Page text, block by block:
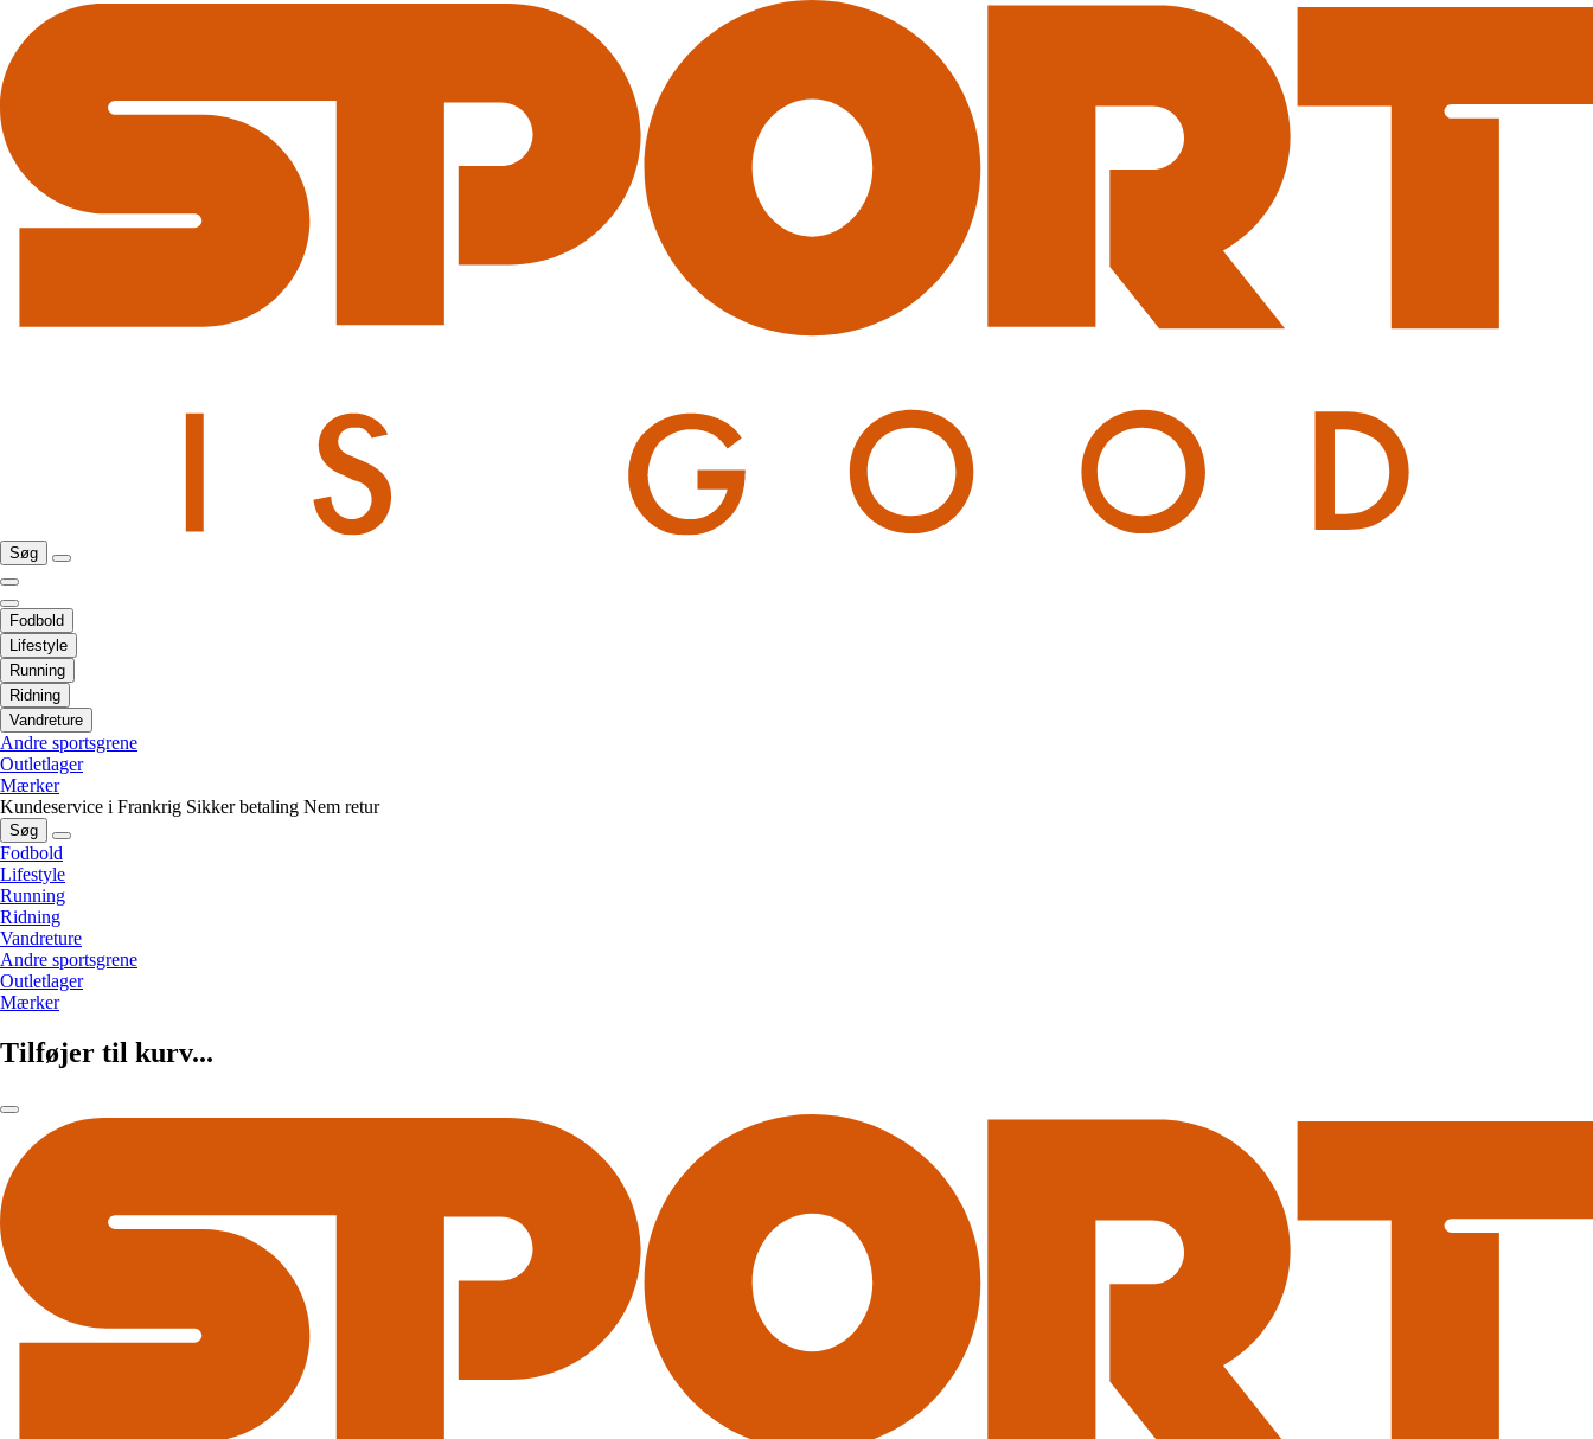
Søg
Fodbold
Lifestyle
Running
Ridning
Vandreture
Andre sportsgrene
Outletlager
Mærker
Kundeservice i Frankrig Sikker betaling Nem retur
Søg
Fodbold
Lifestyle
Running
Ridning
Vandreture
Andre sportsgrene
Outletlager
Mærker
Tilføjer til kurv...